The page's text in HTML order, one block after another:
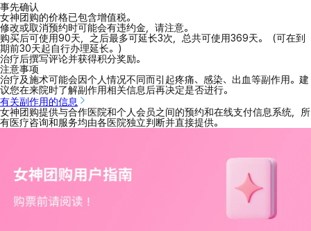
事先确认
女神团购的价格已包含增值税。
修改或取消预约时可能会有违约金，请注意。
购买后可使用90天，之后最多可延长3次，总共可使用369天。（可在到
期前30天起自行办理延长。）
治疗后撰写评论并获得积分奖励。
注意事项
治疗及施术可能会因个人情况不同而引起疼痛、感染、出血等副作用。建
议您在来院时了解副作用相关信息后再决定是否进行。
有关副作用的信息
女神团购提供与合作医院和个人会员之间的预约和在线支付信息系统，所
有医疗咨询和服务均由各医院独立判断并直接提供。